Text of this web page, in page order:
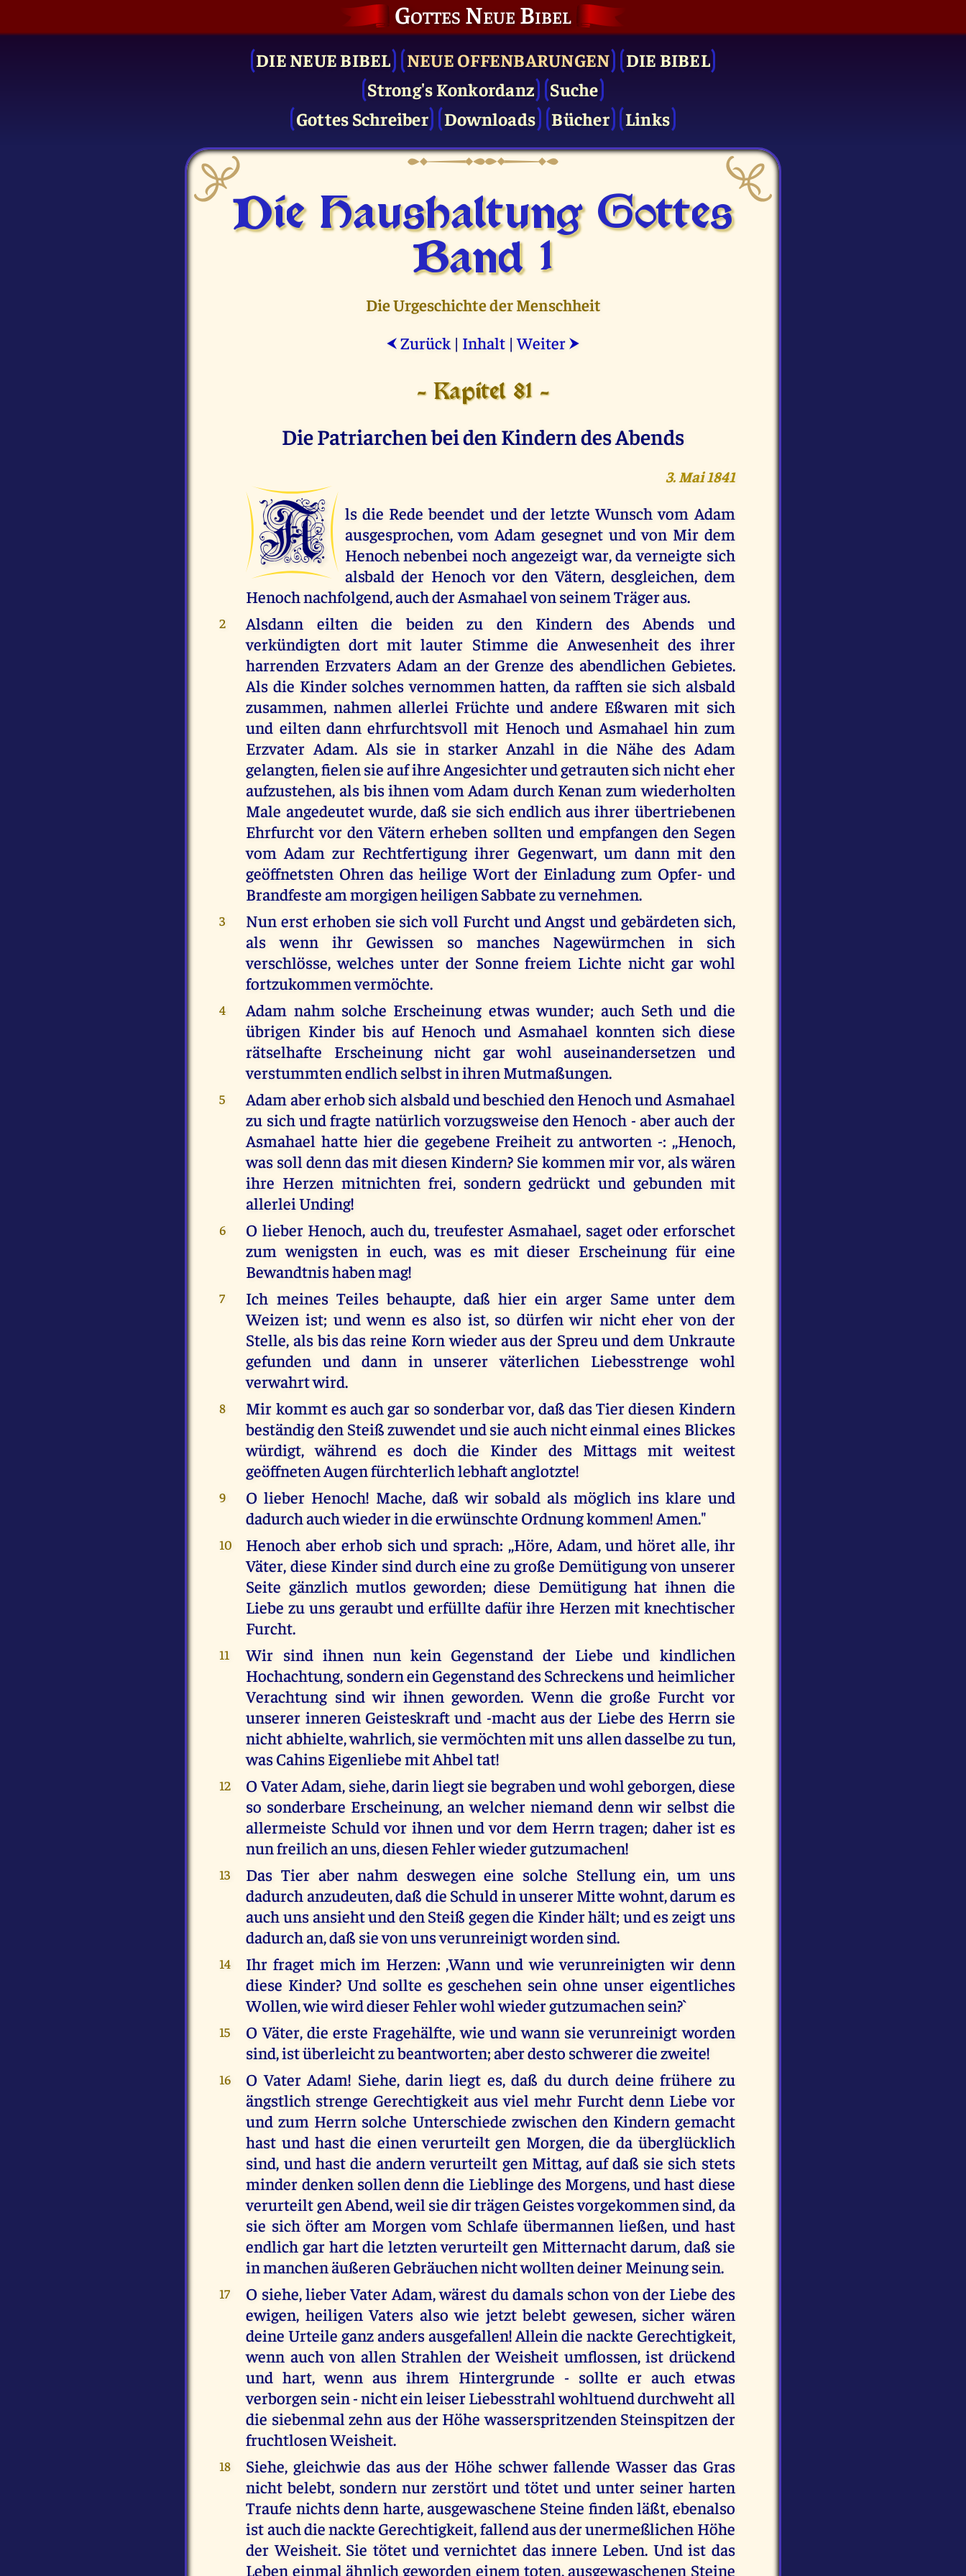
Gottes Neue Bibel
DIE NEUE BIBEL NEUE OFFENBARUNGEN
DIE BIBEL
Strong's Konkordanz
Suche
Gottes Schreiber
Downloads Bücher Links
Die Haushaltung Gottes
Band 1
Die Urgeschichte der Menschheit
⮜ Zurück | Inhalt |Weiter ⮞
- Kapitel 81 -
Die Patriarchen bei den Kindern des Abends
3. Mai 1841
A
ls die Rede beendet und der letzte Wunsch vom Adam
ausgesprochen, vom Adam gesegnet und von Mir dem
Henoch nebenbei noch angezeigt war, da verneigte sich
alsbald der Henoch vor den Vätern, desgleichen, dem
Henoch nachfolgend, auch der Asmahael von seinem Träger aus.
2
Alsdann eilten die beiden zu den Kindern des Abends und
verkündigten dort mit lauter Stimme die Anwesenheit des ihrer
harrenden Erzvaters Adam an der Grenze des abendlichen Gebietes.
Als die Kinder solches vernommen hatten, da rafften sie sich alsbald
zusammen, nahmen allerlei Früchte und andere Eßwaren mit sich
und eilten dann ehrfurchtsvoll mit Henoch und Asmahael hin zum
Erzvater Adam. Als sie in starker Anzahl in die Nähe des Adam
gelangten, fielen sie auf ihre Angesichter und getrauten sich nicht eher
aufzustehen, als bis ihnen vom Adam durch Kenan zum wiederholten
Male angedeutet wurde, daß sie sich endlich aus ihrer übertriebenen
Ehrfurcht vor den Vätern erheben sollten und empfangen den Segen
vom Adam zur Rechtfertigung ihrer Gegenwart, um dann mit den
geöffnetsten Ohren das heilige Wort der Einladung zum Opfer- und
Brandfeste am morgigen heiligen Sabbate zu vernehmen.
3
Nun erst erhoben sie sich voll Furcht und Angst und gebärdeten sich,
als wenn ihr Gewissen so manches Nagewürmchen in sich
verschlösse, welches unter der Sonne freiem Lichte nicht gar wohl
fortzukommen vermöchte.
4
Adam nahm solche Erscheinung etwas wunder; auch Seth und die
übrigen Kinder bis auf Henoch und Asmahael konnten sich diese
rätselhafte Erscheinung nicht gar wohl auseinandersetzen und
verstummten endlich selbst in ihren Mutmaßungen.
5
Adam aber erhob sich alsbald und beschied den Henoch und Asmahael
zu sich und fragte natürlich vorzugsweise den Henoch - aber auch der
Asmahael hatte hier die gegebene Freiheit zu antworten -: ,,Henoch,
was soll denn das mit diesen Kindern? Sie kommen mir vor, als wären
ihre Herzen mitnichten frei, sondern gedrückt und gebunden mit
allerlei Unding!
6
O lieber Henoch, auch du, treufester Asmahael, saget oder erforschet
zum wenigsten in euch, was es mit dieser Erscheinung für eine
Bewandtnis haben mag!
7
Ich meines Teiles behaupte, daß hier ein arger Same unter dem
Weizen ist; und wenn es also ist, so dürfen wir nicht eher von der
Stelle, als bis das reine Korn wieder aus der Spreu und dem Unkraute
gefunden und dann in unserer väterlichen Liebesstrenge wohl
verwahrt wird.
8
Mir kommt es auch gar so sonderbar vor, daß das Tier diesen Kindern
beständig den Steiß zuwendet und sie auch nicht einmal eines Blickes
würdigt, während es doch die Kinder des Mittags mit weitest
geöffneten Augen fürchterlich lebhaft anglotzte!
9
O lieber Henoch! Mache, daß wir sobald als möglich ins klare und
dadurch auch wieder in die erwünschte Ordnung kommen! Amen."
10
Henoch aber erhob sich und sprach: ,,Höre, Adam, und höret alle, ihr
Väter, diese Kinder sind durch eine zu große Demütigung von unserer
Seite gänzlich mutlos geworden; diese Demütigung hat ihnen die
Liebe zu uns geraubt und erfüllte dafür ihre Herzen mit knechtischer
Furcht.
11
Wir sind ihnen nun kein Gegenstand der Liebe und kindlichen
Hochachtung, sondern ein Gegenstand des Schreckens und heimlicher
Verachtung sind wir ihnen geworden. Wenn die große Furcht vor
unserer inneren Geisteskraft und -macht aus der Liebe des Herrn sie
nicht abhielte, wahrlich, sie vermöchten mit uns allen dasselbe zu tun,
was Cahins Eigenliebe mit Ahbel tat!
12
O Vater Adam, siehe, darin liegt sie begraben und wohl geborgen, diese
so sonderbare Erscheinung, an welcher niemand denn wir selbst die
allermeiste Schuld vor ihnen und vor dem Herrn tragen; daher ist es
nun freilich an uns, diesen Fehler wieder gutzumachen!
13
Das Tier aber nahm deswegen eine solche Stellung ein, um uns
dadurch anzudeuten, daß die Schuld in unserer Mitte wohnt, darum es
auch uns ansieht und den Steiß gegen die Kinder hält; und es zeigt uns
dadurch an, daß sie von uns verunreinigt worden sind.
14
Ihr fraget mich im Herzen: ,Wann und wie verunreinigten wir denn
diese Kinder? Und sollte es geschehen sein ohne unser eigentliches
Wollen, wie wird dieser Fehler wohl wieder gutzumachen sein?`
15
O Väter, die erste Fragehälfte, wie und wann sie verunreinigt worden
sind, ist überleicht zu beantworten; aber desto schwerer die zweite!
16
O Vater Adam! Siehe, darin liegt es, daß du durch deine frühere zu
ängstlich strenge Gerechtigkeit aus viel mehr Furcht denn Liebe vor
und zum Herrn solche Unterschiede zwischen den Kindern gemacht
hast und hast die einen verurteilt gen Morgen, die da überglücklich
sind, und hast die andern verurteilt gen Mittag, auf daß sie sich stets
minder denken sollen denn die Lieblinge des Morgens, und hast diese
verurteilt gen Abend, weil sie dir trägen Geistes vorgekommen sind, da
sie sich öfter am Morgen vom Schlafe übermannen ließen, und hast
endlich gar hart die letzten verurteilt gen Mitternacht darum, daß sie
in manchen äußeren Gebräuchen nicht wollten deiner Meinung sein.
17
O siehe, lieber Vater Adam, wärest du damals schon von der Liebe des
ewigen, heiligen Vaters also wie jetzt belebt gewesen, sicher wären
deine Urteile ganz anders ausgefallen! Allein die nackte Gerechtigkeit,
wenn auch von allen Strahlen der Weisheit umflossen, ist drückend
und hart, wenn aus ihrem Hintergrunde - sollte er auch etwas
verborgen sein - nicht ein leiser Liebesstrahl wohltuend durchweht all
die siebenmal zehn aus der Höhe wasserspritzenden Steinspitzen der
fruchtlosen Weisheit.
18
Siehe, gleichwie das aus der Höhe schwer fallende Wasser das Gras
nicht belebt, sondern nur zerstört und tötet und unter seiner harten
Traufe nichts denn harte, ausgewaschene Steine finden läßt, ebenalso
ist auch die nackte Gerechtigkeit, fallend aus der unermeßlichen Höhe
der Weisheit. Sie tötet und vernichtet das innere Leben. Und ist das
Leben einmal ähnlich geworden einem toten, ausgewaschenen Steine